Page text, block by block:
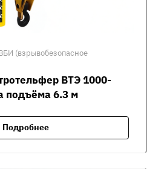
(взрывобезопасное
ВТЭ 1000-
подъёма 6.3 м
Подробнее